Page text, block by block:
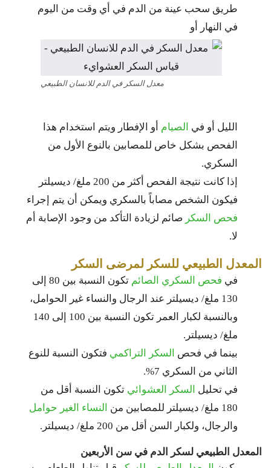
طريق سحب عينة من الدم في أي وقت من اليوم
في النهار أو
معدل السكر في الدم للانسان الطبيعي
الليل أو في الصيام أو الإفطار ويتم استخدام هذا
الفحص بشكل خاص للمصابين بالنوع الأول من
السكري.
إذا كانت نتيجة الفحص أكثر من 200 ملغ/ ديسيلتر
فيكون الشخص مصاباً بالسكري ويمكن أن يتم إجراء
فحص السكر صائم لزيادة التأكد من وجود الإصابة أم
لا.
المعدل الطبيعي للسكر لمرضى السكر
في فحص السكري الصائم
تكون النسبة بين 80 إلى
130 ملغ/ ديسيلتر عند الرجال والنساء غير الحوامل،
وبالنسبة لكبار العمر تكون النسبة بين 100 إلى 140
ملغ/ ديسيلتر.
بينما في فحص السكر التراكمي فتكون النسبة للنوع
الثاني من السكري 7%.
في تحليل السكر العشوائي تكون النسبة أقل من
180 ملغ/ ديسيلتر للمصابين من
النساء الغير حوامل
والرجال، ولكبار السن أقل من 200 ملغ/ ديسيلتر.
المعدل الطبيعي لسكر الدم في سن الأربعين